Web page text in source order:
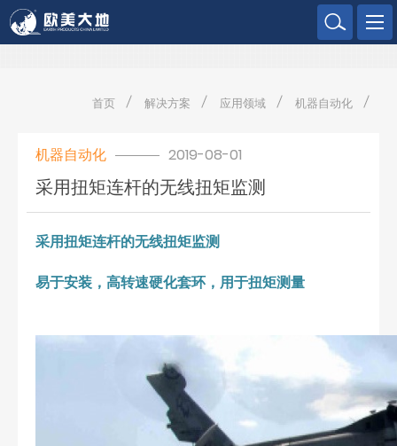
欧美大地
首页 解决方案 应用领域 机器自动化
机器自动化 2019-08-01
采用扭矩连杆的无线扭矩监测
采用扭矩连杆的无线扭矩监测
易于安装，高转速硬化套环，用于扭矩测量